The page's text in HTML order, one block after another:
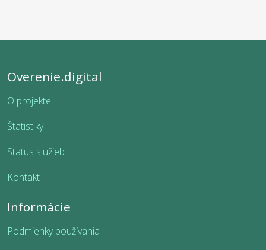
Overenie.digital
O projekte
Štatistiky
Status služieb
Kontakt
Informácie
Podmienky používania